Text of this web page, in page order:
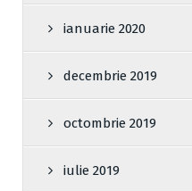
ianuarie 2020
decembrie 2019
octombrie 2019
iulie 2019